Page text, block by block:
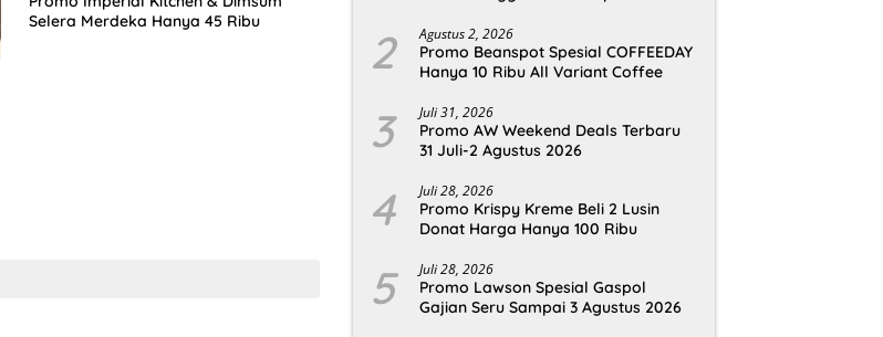
Selera Merdeka Hanya 45 Ribu
2 Agustus 2, 2026
Promo Beanspot Spesial COFFEEDAY
Hanya 10 Ribu All Variant Coffee
3 Juli 31, 2026
Promo AW Weekend Deals Terbaru
31 Juli-2 Agustus 2026
4 Juli 28, 2026
Promo Krispy Kreme Beli 2 Lusin
Donat Harga Hanya 100 Ribu
5 Juli 28, 2026
Promo Lawson Spesial Gaspol
Gajian Seru Sampai 3 Agustus 2026